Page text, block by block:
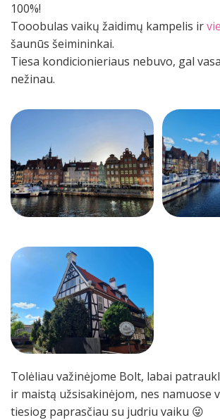
100%!
Tooobulas vaikų žaidimų kampelis ir
šaunūs šeimininkai.
Tiesa kondicionieriaus nebuvo, gal
nežinau.
Tolėliau važinėjome Bolt, labai
ir maistą užsisakinėjom, nes namuose
tiesiog paprasčiau su judriu vaiku 😜